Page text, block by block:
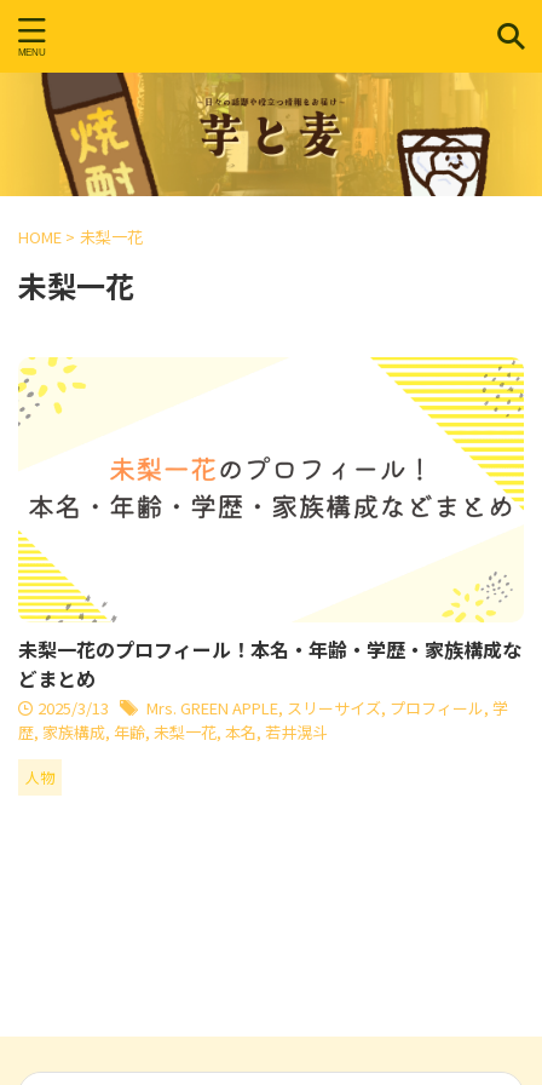
HOME > 未梨一花
未梨一花
未梨一花のプロフィール！本名・年齢・学歴・家族構成な
どまとめ
2025/3/13 Mrs. GREEN APPLE, スリーサイズ, プロフィール, 学
歴, 家族構成, 年齢, 未梨一花, 本名, 若井滉斗
人物